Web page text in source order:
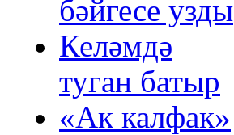
бәйгесе узды
Келәмдә
туган батыр
«Ак калфак»